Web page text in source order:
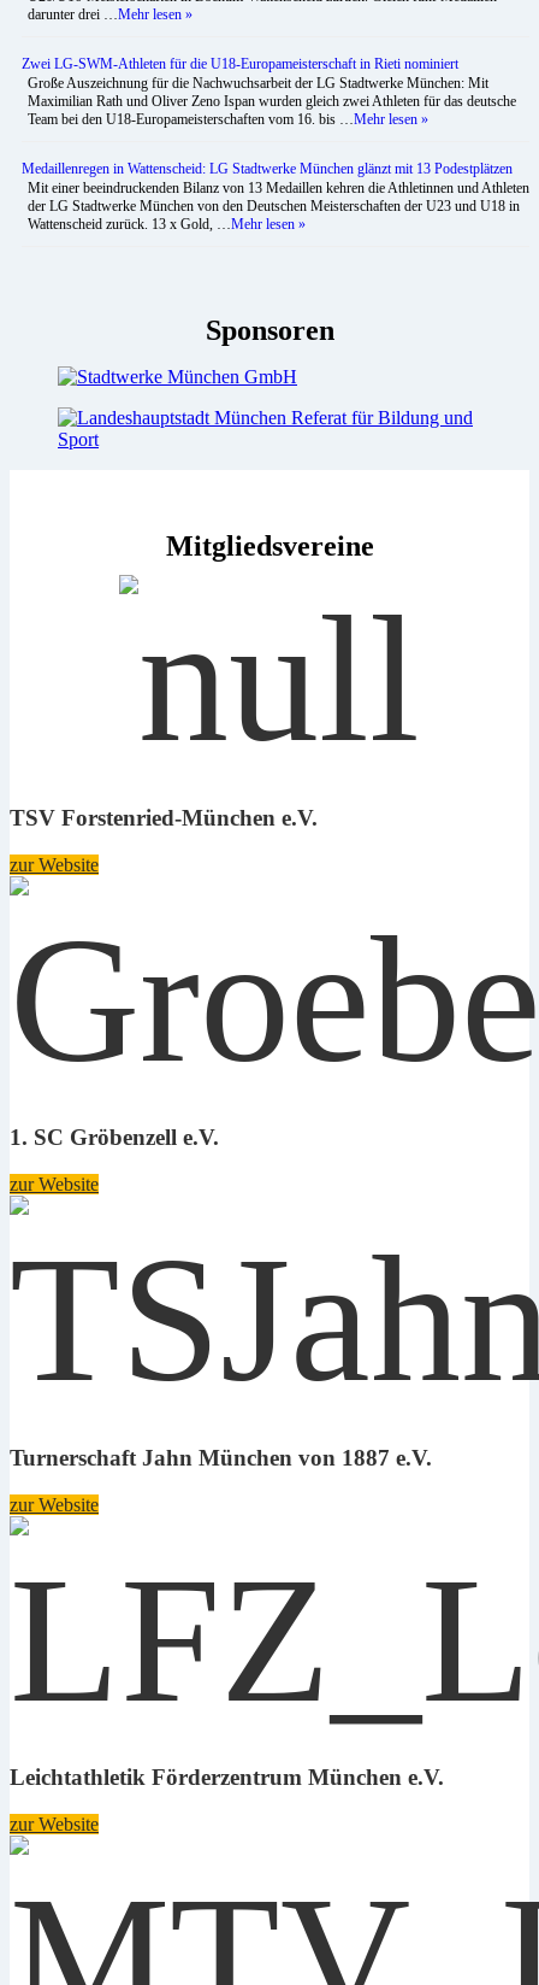
darunter drei …Mehr lesen »
Zwei LG-SWM-Athleten für die U18-Europameisterschaft in Rieti nominiert
Große Auszeichnung für die Nachwuchsarbeit der LG Stadtwerke München: Mit
Maximilian Rath und Oliver Zeno Ispan wurden gleich zwei Athleten für das deutsche
Team bei den U18-Europameisterschaften vom 16. bis …Mehr lesen »
Medaillenregen in Wattenscheid: LG Stadtwerke München glänzt mit 13 Podestplätzen
Mit einer beeindruckenden Bilanz von 13 Medaillen kehren die Athletinnen und Athleten
der LG Stadtwerke München von den Deutschen Meisterschaften der U23 und U18 in
Wattenscheid zurück. 13 x Gold, …Mehr lesen »
Sponsoren
Mitgliedsvereine
TSV Forstenried-München e.V.
zur Website
1. SC Gröbenzell e.V.
zur Website
Turnerschaft Jahn München von 1887 e.V.
zur Website
Leichtathletik Förderzentrum München e.V.
zur Website